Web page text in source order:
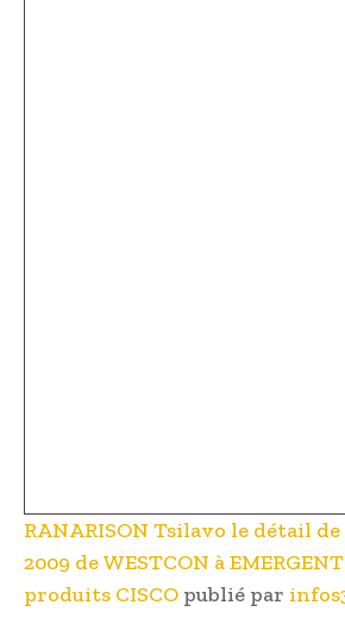
RANARISON Tsilavo le détail
2009 de WESTCON à
produits CISCO publié par